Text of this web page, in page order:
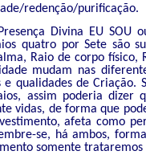
redenção/purificação.
Divina EU
quatro por Sete são
Raio de corpo físico,
mudam nas
qualidades de
assim poderia dizer
vidas, de forma que
afeta como
se, há ambos,
somente